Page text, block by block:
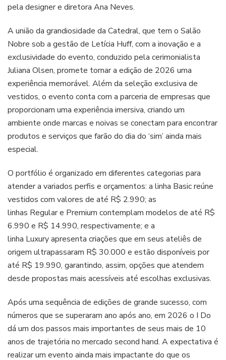
pela designer e diretora Ana Neves.
A união da grandiosidade da Catedral, que tem o Salão
Nobre sob a gestão de Letícia Huff, com a inovação e a
exclusividade do evento, conduzido pela cerimonialista
Juliana Olsen, promete tornar a edição de 2026 uma
experiência memorável. Além da seleção exclusiva de
vestidos, o evento conta com a parceria de empresas que
proporcionam uma experiência imersiva, criando um
ambiente onde marcas e noivas se conectam para encontrar
produtos e serviços que farão do dia do ‘sim’ ainda mais
especial.
O portfólio é organizado em diferentes categorias para
atender a variados perfis e orçamentos: a linha Basic reúne
vestidos com valores de até R$ 2.990; as
linhas Regular e Premium contemplam modelos de até R$
6.990 e R$ 14.990, respectivamente; e a
linha Luxury apresenta criações que em seus ateliês de
origem ultrapassaram R$ 30.000 e estão disponíveis por
até R$ 19.990, garantindo, assim, opções que atendem
desde propostas mais acessíveis até escolhas exclusivas.
Após uma sequência de edições de grande sucesso, com
números que se superaram ano após ano, em 2026 o I Do
dá um dos passos mais importantes de seus mais de 10
anos de trajetória no mercado second hand. A expectativa é
realizar um evento ainda mais impactante do que os